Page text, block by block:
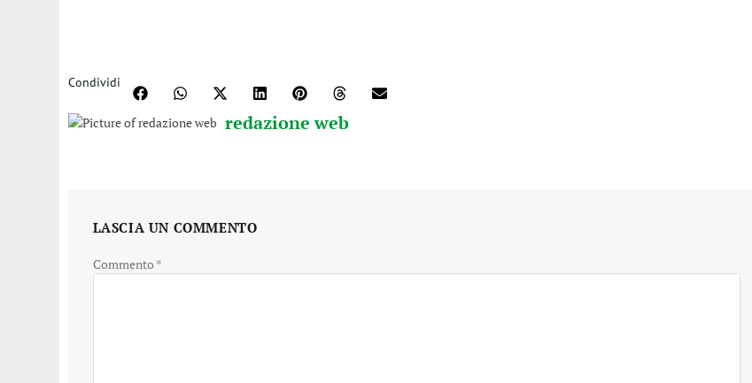
Condividi
redazione web
LASCIA UN COMMENTO
Commento *